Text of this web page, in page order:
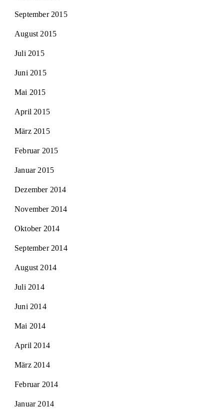
September 2015
August 2015
Juli 2015
Juni 2015
Mai 2015
April 2015
März 2015
Februar 2015
Januar 2015
Dezember 2014
November 2014
Oktober 2014
September 2014
August 2014
Juli 2014
Juni 2014
Mai 2014
April 2014
März 2014
Februar 2014
Januar 2014